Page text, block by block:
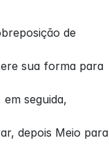
de
sua forma para
seguida,
depois Meio para